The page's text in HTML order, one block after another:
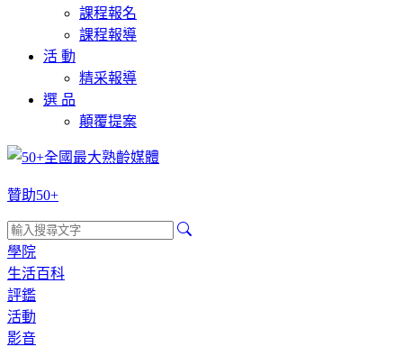
課程報名
課程報導
活 動
精采報導
選 品
顛覆提案
贊助50+
學院
生活百科
評鑑
活動
影音